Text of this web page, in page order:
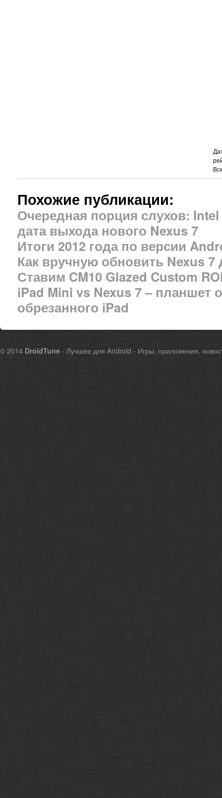
Похожие публикации:
Очередная порция слухов:
дата выхода нового Nexus 7
Итоги 2012 года по версии
Как вручную обновить Nexus 7
Ставим CM10 Glazed Custom
iPad Mini vs Nexus 7 – планшет
обрезанного iPad
© 2014 DroidTune - Лучшее для Android - Игры, приложения,